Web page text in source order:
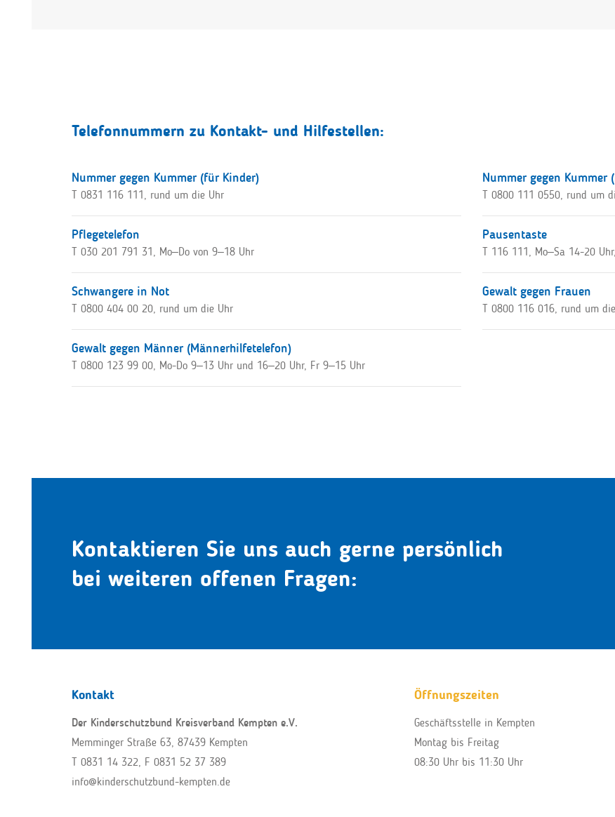
Telefonnummern zu Kontakt- und Hilfestellen:
Nummer gegen Kummer (für Kinder)
T 0831 116 111, rund um die Uhr
Nummer gegen Kummer
T 0800 111 0550, rund um
Pflegetelefon
T 030 201 791 31, Mo–Do von 9–18 Uhr
Pausentaste
T 116 111, Mo–Sa 14-20
Schwangere in Not
T 0800 404 00 20, rund um die Uhr
Gewalt gegen Frauen
T 0800 116 016, rund um
Gewalt gegen Männer (Männerhilfetelefon)
T 0800 123 99 00, Mo-Do 9–13 Uhr und 16–20 Uhr, Fr 9–15 Uhr
Kontaktieren Sie uns auch gerne persönlich
bei weiteren offenen Fragen:
Kontakt
Der Kinderschutzbund Kreisverband Kempten e.V.
Memminger Straße 63, 87439 Kempten
T 0831 14 322 , F 0831 52 37 389
info@kinderschutzbund-kempten.de
Öffnungszeiten
Geschäftsstelle in Kempten
Montag bis Freitag
08:30 Uhr bis 11:30 Uhr